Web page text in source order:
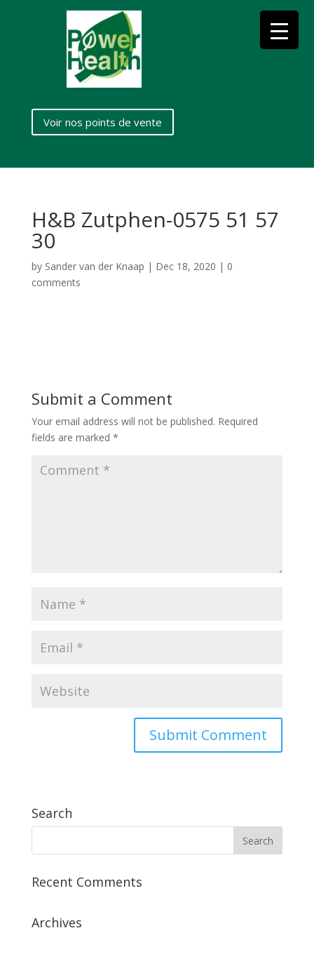
Voir nos points de vente
H&B Zutphen-0575 51 57
30
by Sander van der Knaap | Dec 18, 2020 | 0
comments
Submit a Comment
Your email address will not be published. Required
fields are marked *
Search
Recent Comments
Archives